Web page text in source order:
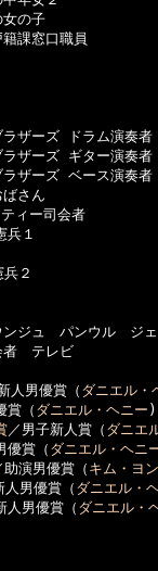
の子
窓口職員
ザーズ ドラム演奏者
ーズ ギター演奏者
ーズ ベース演奏者
ん
ー司会者
１
２
ュ　パンウル　ジェ
テレビ
人男優賞（ ダニエル・
賞（ ダニエル・ヘニー )
／男子新人賞（ ダニエ
優賞（ダニエル・ヘニ
助演男優賞（キム・ヨ
（ ダニエル・
人男優賞（ ダニエル・